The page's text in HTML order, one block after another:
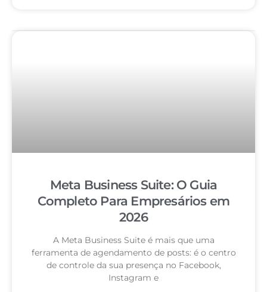
Meta Business Suite: O Guia
Completo Para Empresários em
2026
A Meta Business Suite é mais que uma
ferramenta de agendamento de posts: é o centro
de controle da sua presença no Facebook,
Instagram e